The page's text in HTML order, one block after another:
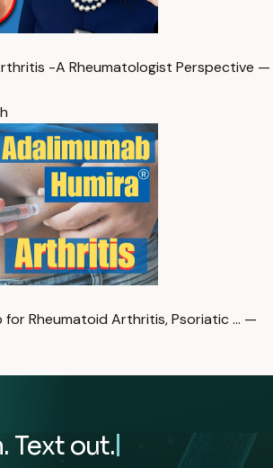
-A Rheumatologist Perspective —
for Rheumatoid Arthritis, Psoriatic … —
Text out.